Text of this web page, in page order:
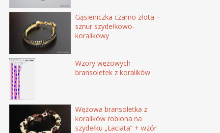
Gąsieniczka czarno złota –
sznur szydełkowo-
koralikowy
Wzory wężowych
bransoletek z koralików
Wężowa bransoletka z
koralików robiona na
szydełku „Łaciata” + wzór